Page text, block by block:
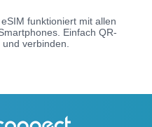
funktioniert mit allen
Einfach QR-
verbinden.